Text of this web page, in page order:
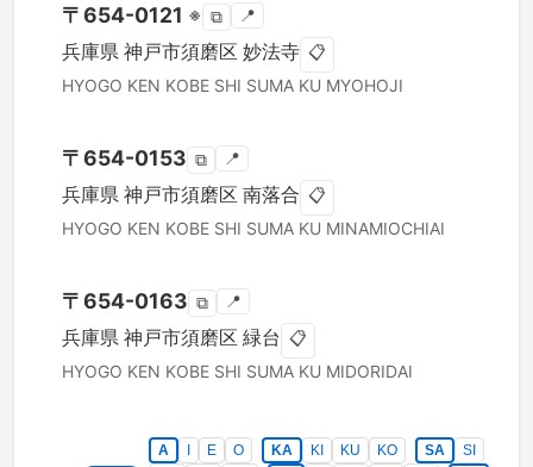
〒654-0121 ※ ⧉ 📍
兵庫県 神戸市須磨区 妙法寺 📋
HYOGO KEN KOBE SHI SUMA KU MYOHOJI
〒654-0153 ⧉ 📍
兵庫県 神戸市須磨区 南落合 📋
HYOGO KEN KOBE SHI SUMA KU MINAMIOCHIAI
〒654-0163 ⧉ 📍
兵庫県 神戸市須磨区 緑台 📋
HYOGO KEN KOBE SHI SUMA KU MIDORIDAI
A E O KA KI KU KO SA
SI